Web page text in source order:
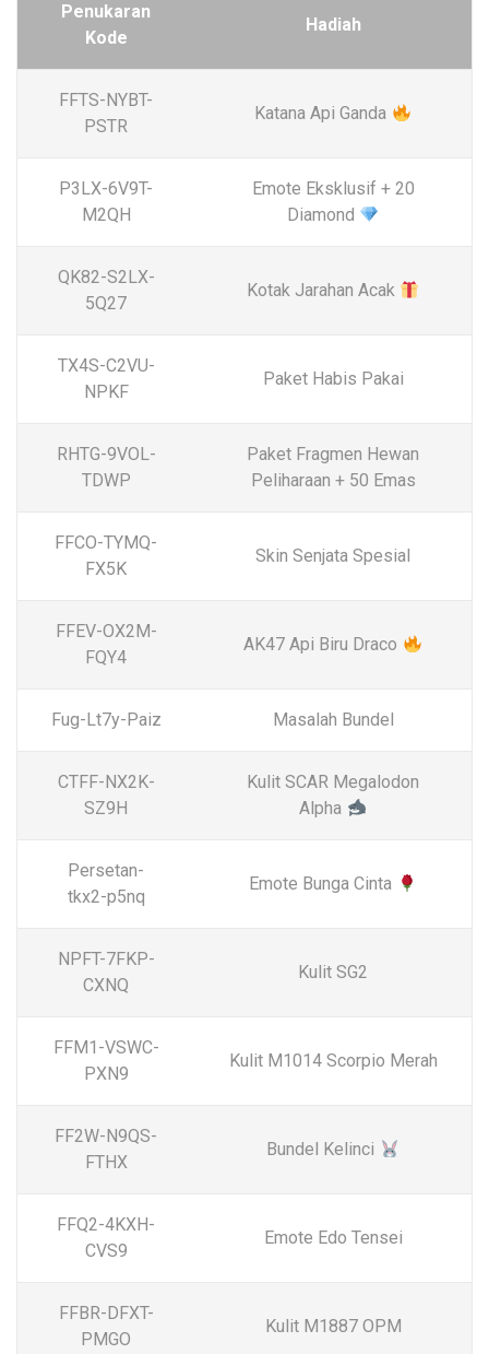
Penukaran
Kode
Hadiah
FFTS-NYBT-
PSTR
Katana Api Ganda
P3LX-6V9T-
M2QH
Emote Eksklusif + 20
Diamond
QK82-S2LX-
5Q27
Kotak Jarahan Acak
TX4S-C2VU-
NPKF
Paket Habis Pakai
RHTG-9VOL-
TDWP
Paket Fragmen Hewan
Peliharaan + 50 Emas
FFCO-TYMQ-
FX5K
Skin Senjata Spesial
FFEV-OX2M-
FQY4
AK47 Api Biru Draco
Fug-Lt7y-Paiz Masalah Bundel
CTFF-NX2K-
SZ9H
Kulit SCAR Megalodon
Alpha
Persetan-
tkx2-p5nq
Emote Bunga Cinta
NPFT-7FKP-
CXNQ
Kulit SG2
FFM1-VSWC-
PXN9
Kulit M1014 Scorpio Merah
FF2W-N9QS-
FTHX
Bundel Kelinci
FFQ2-4KXH-
CVS9
Emote Edo Tensei
FFBR-DFXT-
PMGO
Kulit M1887 OPM